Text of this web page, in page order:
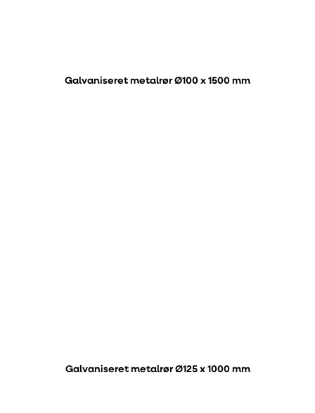
Galvaniseret metalrør Ø100 x 1500 mm
Galvaniseret metalrør Ø125 x 1000 mm